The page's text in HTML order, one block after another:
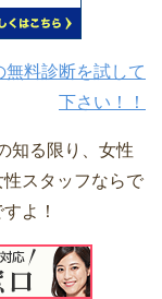
料診断を試して
下さい！！
知る限り、女性
スタッフならで
よ！